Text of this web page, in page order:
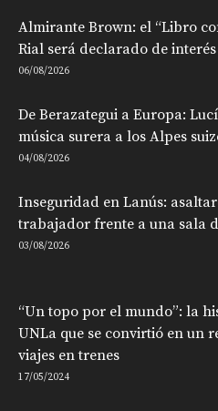
Almirante Brown: el “Libro
Rial será declarado de
06/08/2026
De Berazategui a Europa:
música surera a los Alpes
04/08/2026
Inseguridad en Lanús:
trabajador frente a una sala
03/08/2026
“Un topo por el mundo”: la
UNLa que se convirtió en un
viajes en trenes
17/05/2024